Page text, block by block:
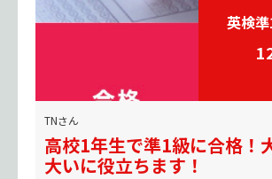
英検準
TNさん
高校1年生で準1級に合格！
大いに役立ちます！